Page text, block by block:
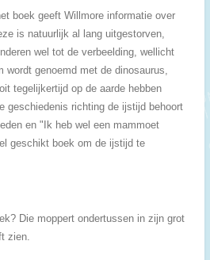
boek geeft Willmore informatie over
is natuurlijk al lang uitgestorven,
wel tot de verbeelding, wellicht
wordt genoemd met de dinosaurus,
tegelijkertijd op de aarde hebben
geschiedenis richting de ijstijd behoort
en "Ik heb wel een mammoet
geschikt boek om de ijstijd te
Die moppert ondertussen in zijn grot
zien.